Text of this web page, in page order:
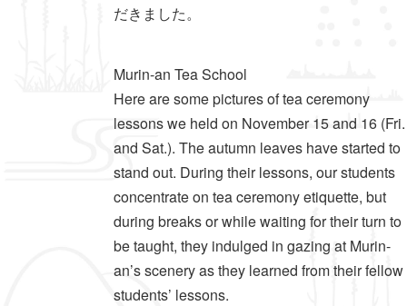
だきました。
Murin-an Tea School
Here are some pictures of tea ceremony
lessons we held on November 15 and 16 (Fri.
and Sat.). The autumn leaves have started to
stand out. During their lessons, our students
concentrate on tea ceremony etiquette, but
during breaks or while waiting for their turn to
be taught, they indulged in gazing at Murin-
an’s scenery as they learned from their fellow
students’ lessons.